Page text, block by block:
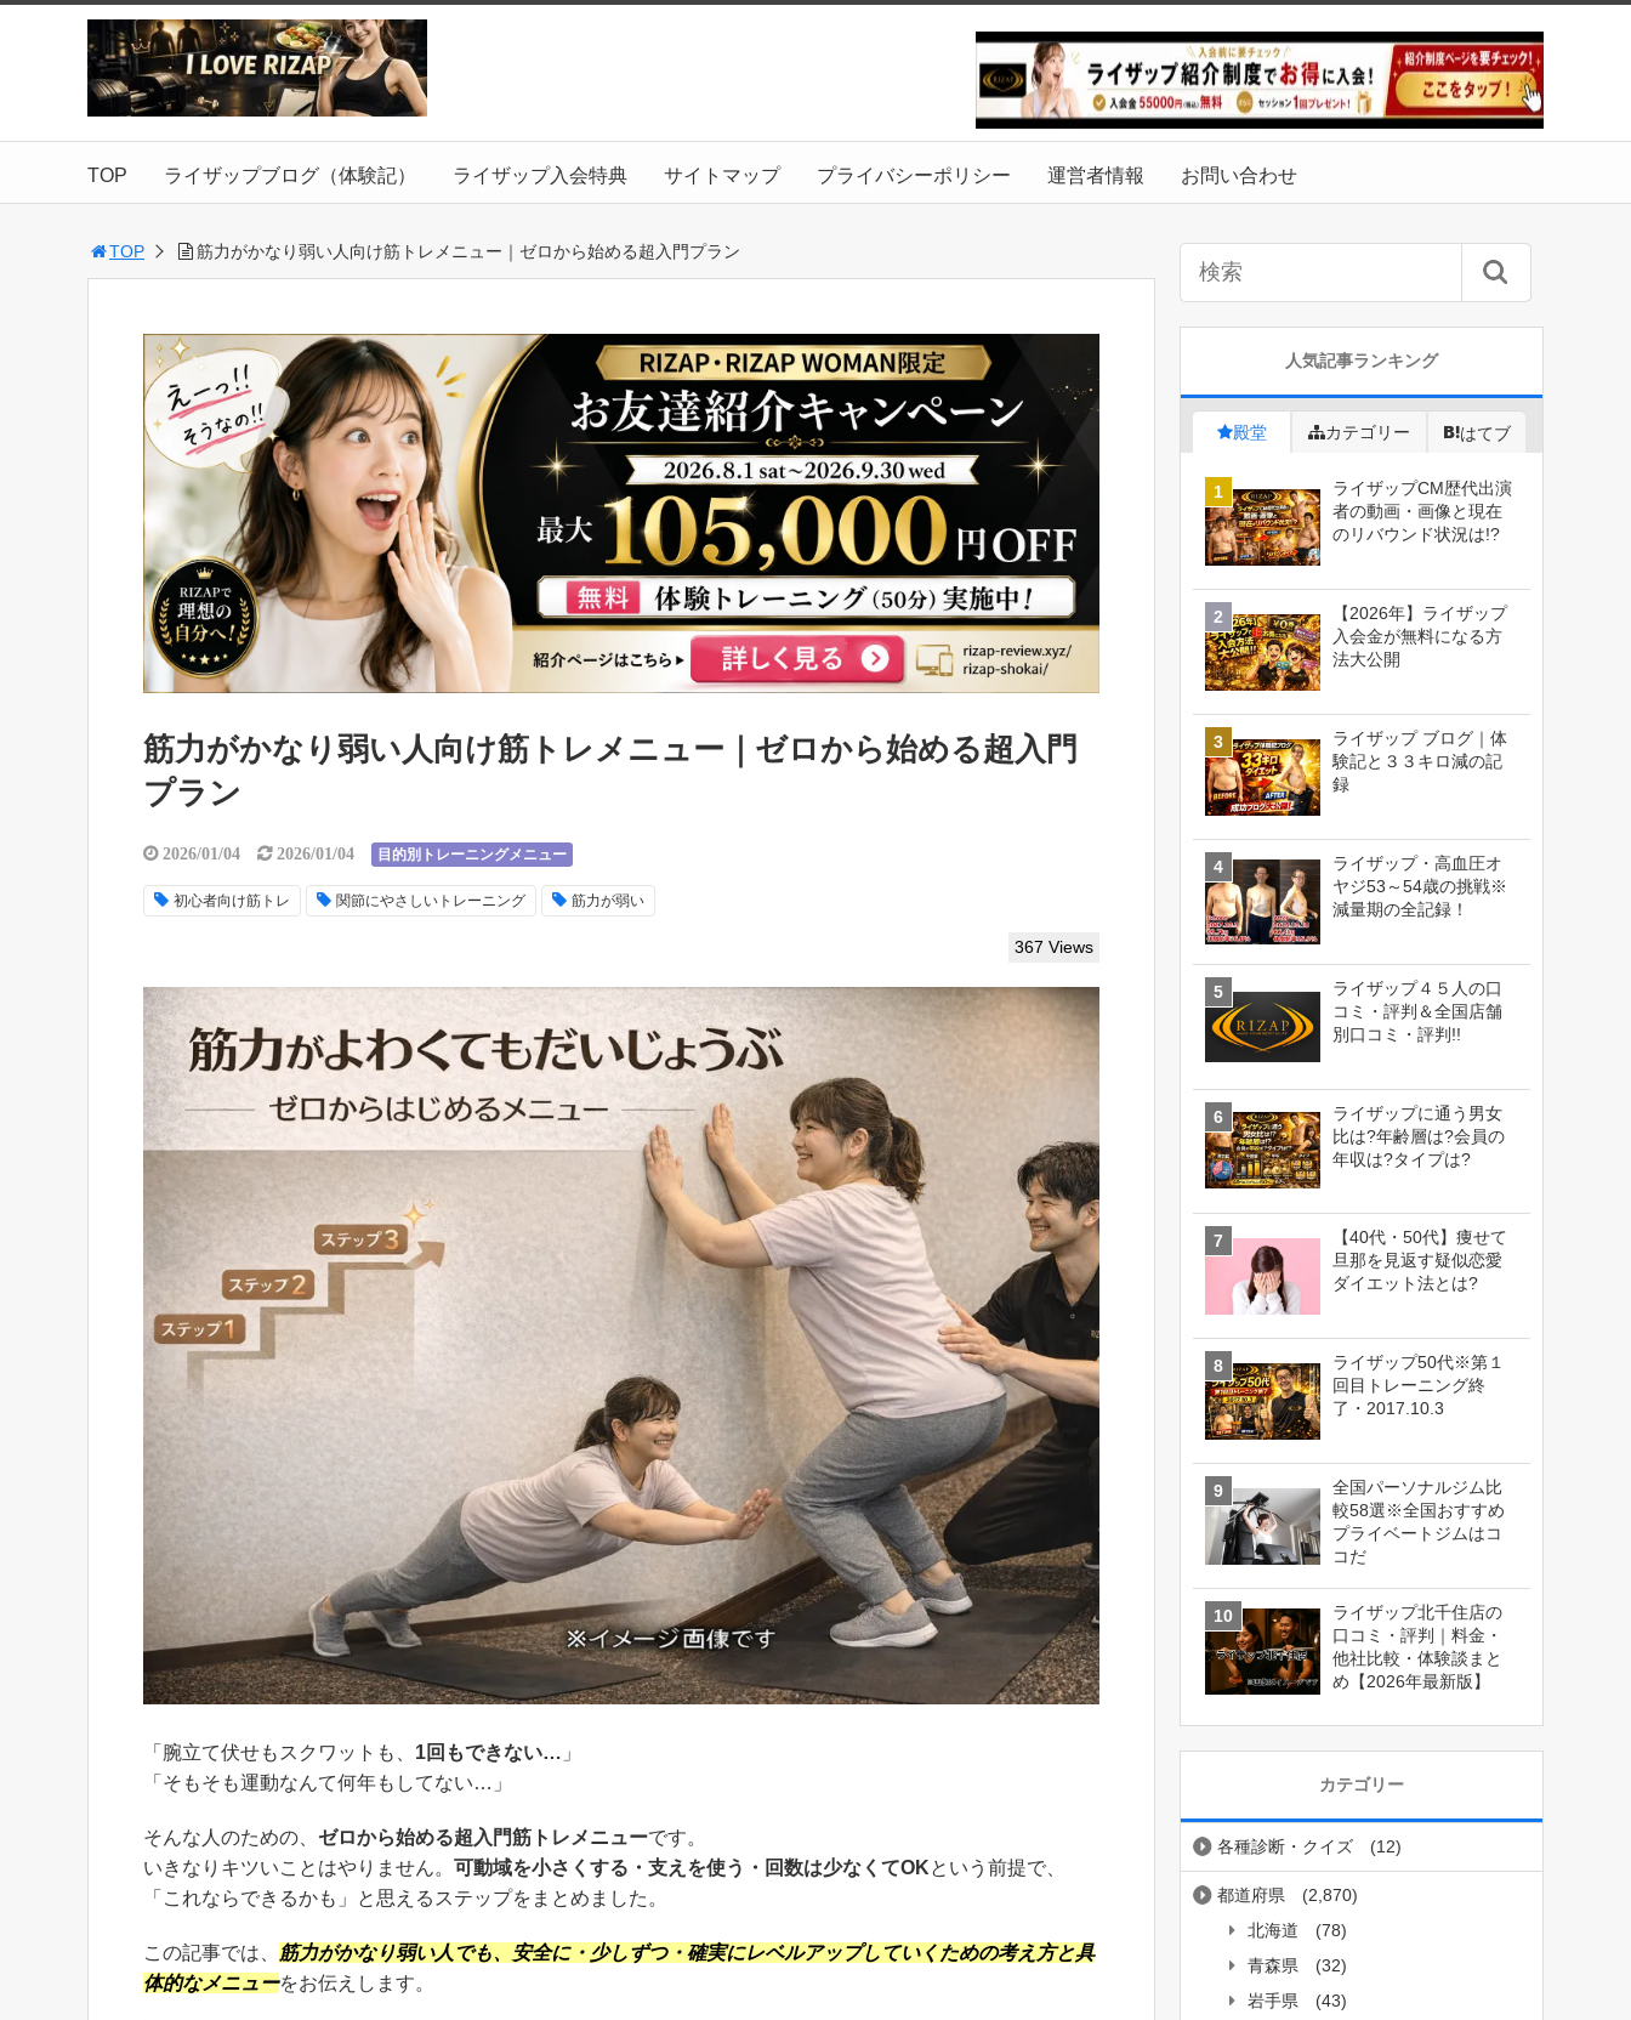
TOP ライザップブログ（体験記） ライザップ入会特典 サイトマップ プライバシーポリシー 運営者情報 お問い合わせ
TOP 筋力がかなり弱い人向け筋トレメニュー｜ゼロから始める超入門プラン
筋力がかなり弱い人向け筋トレメニュー｜ゼロから始める超入門
プラン
2026/01/04 2026/01/04 目的別トレーニングメニュー
初心者向け筋トレ 関節にやさしいトレーニング 筋力が弱い
367 Views
「腕立て伏せもスクワットも、 1回もできない… 」
「そもそも運動なんて何年もしてない…」
そんな人のための、 ゼロから始める超入門筋トレメニューです。
いきなりキツいことはやりません。 可動域を小さくする・支えを使う・回数は少なくてOKという前提で、
「これならできるかも」と思えるステップをまとめました。
この記事では、
筋力がかなり弱い人でも、安全に・少しずつ・確実にレベルアップしていくための考え方と具
体的なメニューをお伝えします。
人気記事ランキング
殿堂 カテゴリー はてブ
ライザップCM歴代出演
者の動画・画像と現在
のリバウンド状況は!?
【2026年】ライザップ
入会金が無料になる方
法大公開
ライザップ ブログ｜体
験記と３３キロ減の記
録
ライザップ・高血圧オ
ヤジ53～54歳の挑戦※
減量期の全記録！
ライザップ４５人の口
コミ・評判＆全国店舗
別口コミ・評判!!
ライザップに通う男女
比は?年齢層は?会員の
年収は?タイプは?
【40代・50代】痩せて
旦那を見返す疑似恋愛
ダイエット法とは?
ライザップ50代※第１
回目トレーニング終
了・2017.10.3
全国パーソナルジム比
較58選※全国おすすめ
プライベートジムはコ
コだ
ライザップ北千住店の
口コミ・評判｜料金・
他社比較・体験談まと
め【2026年最新版】
カテゴリー
各種診断・クイズ (12)
都道府県
(2,870)
北海道
(78)
青森県
(32)
岩手県
(43)